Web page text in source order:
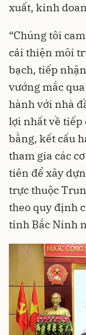
xuất, kinh
“Chúng tôi
cải thiện môi
bạch, tiếp
vướng mắc
hành với nhà
lợi nhất về tiếp
bằng, kết cấu
tham gia các
tiên để xây
trực thuộc
theo quy định
tỉnh Bắc Ninh